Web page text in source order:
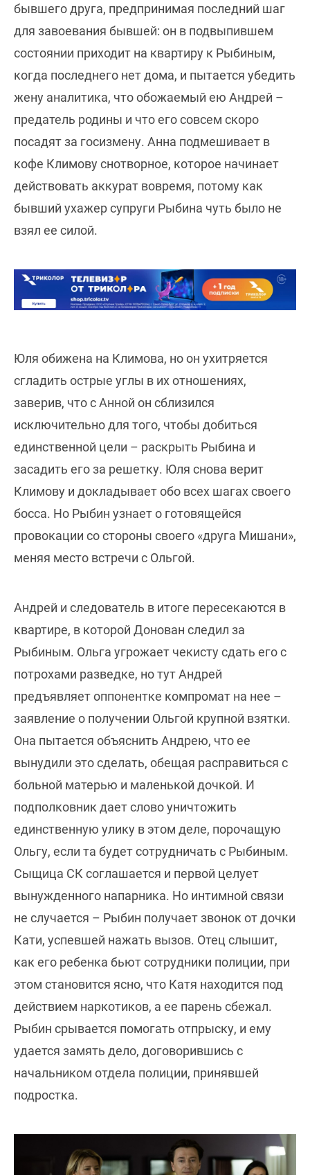
бывшего друга, предпринимая последний шаг
для завоевания бывшей: он в подвыпившем
состоянии приходит на квартиру к Рыбиным,
когда последнего нет дома, и пытается убедить
жену аналитика, что обожаемый ею Андрей –
предатель родины и что его совсем скоро
посадят за госизмену. Анна подмешивает в
кофе Климову снотворное, которое начинает
действовать аккурат вовремя, потому как
бывший ухажер супруги Рыбина чуть было не
взял ее силой.
Юля обижена на Климова, но он ухитряется
сгладить острые углы в их отношениях,
заверив, что с Анной он сблизился
исключительно для того, чтобы добиться
единственной цели – раскрыть Рыбина и
засадить его за решетку. Юля снова верит
Климову и докладывает обо всех шагах своего
босса. Но Рыбин узнает о готовящейся
провокации со стороны своего «друга Мишани»,
меняя место встречи с Ольгой.
Андрей и следователь в итоге пересекаются в
квартире, в которой Донован следил за
Рыбиным. Ольга угрожает чекисту сдать его с
потрохами разведке, но тут Андрей
предъявляет оппонентке компромат на нее –
заявление о получении Ольгой крупной взятки.
Она пытается объяснить Андрею, что ее
вынудили это сделать, обещая расправиться с
больной матерью и маленькой дочкой. И
подполковник дает слово уничтожить
единственную улику в этом деле, порочащую
Ольгу, если та будет сотрудничать с Рыбиным.
Сыщица СК соглашается и первой целует
вынужденного напарника. Но интимной связи
не случается – Рыбин получает звонок от дочки
Кати, успевшей нажать вызов. Отец слышит,
как его ребенка бьют сотрудники полиции, при
этом становится ясно, что Катя находится под
действием наркотиков, а ее парень сбежал.
Рыбин срывается помогать отпрыску, и ему
удается замять дело, договорившись с
начальником отдела полиции, принявшей
подростка.